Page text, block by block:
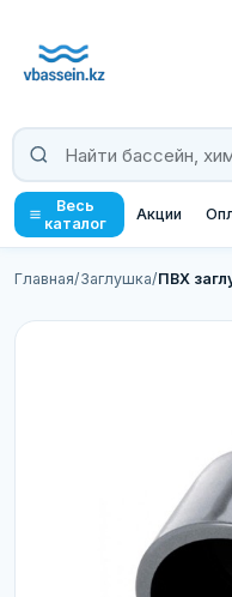
Весь
каталог
Акции
Главная/Заглушка/ПВХ